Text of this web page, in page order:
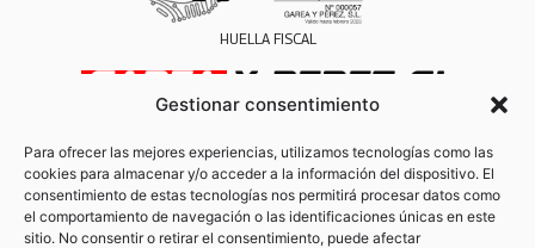
Gestionar consentimiento
Para ofrecer las mejores experiencias, utilizamos tecnologías como las
cookies para almacenar y/o acceder a la información del dispositivo. El
consentimiento de estas tecnologías nos permitirá procesar datos como
el comportamiento de navegación o las identificaciones únicas en este
sitio. No consentir o retirar el consentimiento, puede afectar
HUELLA FISCAL